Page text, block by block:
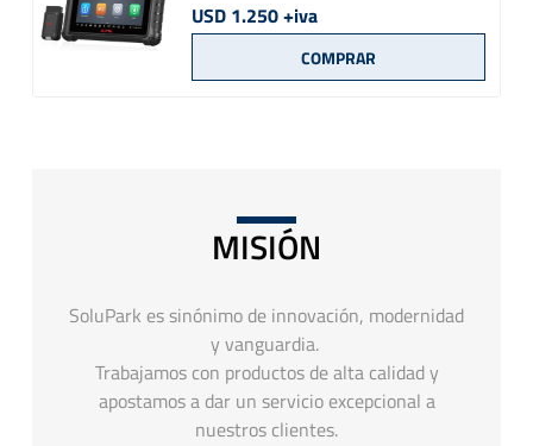
USD 1.250 +iva
MISIÓN
SoluPark es sinónimo de innovación, modernidad
y vanguardia.
Trabajamos con productos de alta calidad y
apostamos a dar un servicio excepcional a
nuestros clientes.